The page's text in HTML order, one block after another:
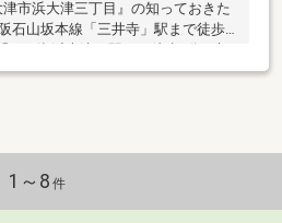
市浜大津三丁目』の知っておきた
石山坂本線「三井寺」駅まで徒歩3
大津」駅まで徒歩18分●土地面積
ー・工務店をご利用いただけま
店まで徒歩3分(約240m)です。
1～8 件